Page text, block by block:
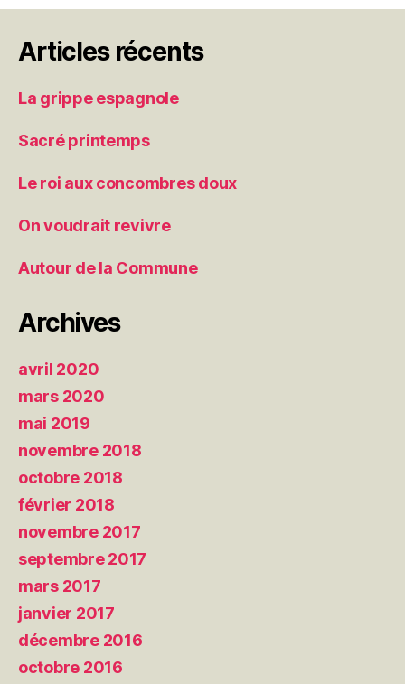
Articles récents
La grippe espagnole
Sacré printemps
Le roi aux concombres doux
On voudrait revivre
Autour de la Commune
Archives
avril 2020
mars 2020
mai 2019
novembre 2018
octobre 2018
février 2018
novembre 2017
septembre 2017
mars 2017
janvier 2017
décembre 2016
octobre 2016